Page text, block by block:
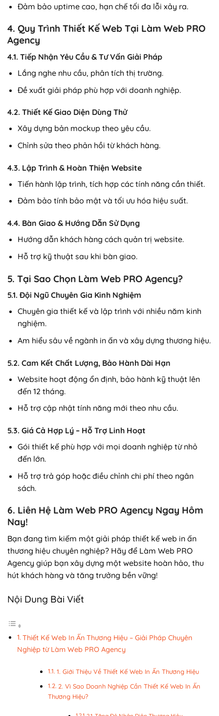
Đảm bảo uptime cao, hạn chế tối đa lỗi xảy ra.
4. Quy Trình Thiết Kế Web Tại Làm Web PRO
Agency
4.1. Tiếp Nhận Yêu Cầu & Tư Vấn Giải Pháp
Lắng nghe nhu cầu, phân tích thị trường.
Đề xuất giải pháp phù hợp với doanh nghiệp.
4.2. Thiết Kế Giao Diện Dùng Thử
Xây dựng bản mockup theo yêu cầu.
Chỉnh sửa theo phản hồi từ khách hàng.
4.3. Lập Trình & Hoàn Thiện Website
Tiến hành lập trình, tích hợp các tính năng cần thiết.
Đảm bảo tính bảo mật và tối ưu hóa hiệu suất.
4.4. Bàn Giao & Hướng Dẫn Sử Dụng
Hướng dẫn khách hàng cách quản trị website.
Hỗ trợ kỹ thuật sau khi bàn giao.
5. Tại Sao Chọn Làm Web PRO Agency?
5.1. Đội Ngũ Chuyên Gia Kinh Nghiệm
Chuyên gia thiết kế và lập trình với nhiều năm kinh
nghiệm.
Am hiểu sâu về ngành in ấn và xây dựng thương hiệu.
5.2. Cam Kết Chất Lượng, Bảo Hành Dài Hạn
Website hoạt động ổn định, bảo hành kỹ thuật lên
đến 12 tháng.
Hỗ trợ cập nhật tính năng mới theo nhu cầu.
5.3. Giá Cả Hợp Lý – Hỗ Trợ Linh Hoạt
Gói thiết kế phù hợp với mọi doanh nghiệp từ nhỏ
đến lớn.
Hỗ trợ trả góp hoặc điều chỉnh chi phí theo ngân
sách.
6. Liên Hệ Làm Web PRO Agency Ngay Hôm
Nay!
Bạn đang tìm kiếm một giải pháp thiết kế web in ấn
thương hiệu chuyên nghiệp? Hãy để Làm Web PRO
Agency giúp bạn xây dựng một website hoàn hảo, thu
hút khách hàng và tăng trưởng bền vững!
Nội Dung Bài Viết
Thiết Kế Web In Ấn Thương Hiệu – Giải Pháp Chuyên
Nghiệp từ Làm Web PRO Agency
1. Giới Thiệu Về Thiết Kế Web In Ấn Thương Hiệu
2. Vì Sao Doanh Nghiệp Cần Thiết Kế Web In Ấn
Thương Hiệu?